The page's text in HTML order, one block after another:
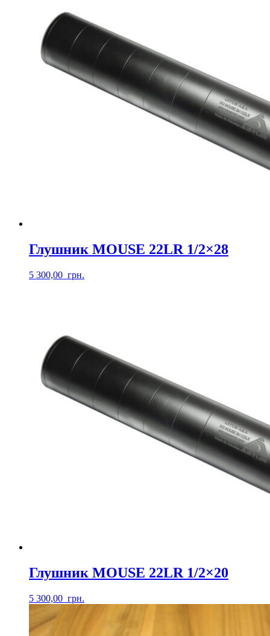
Глушник MOUSE 22LR 1/2×28
5 300,00 грн.
Глушник MOUSE 22LR 1/2×20
5 300,00 грн.